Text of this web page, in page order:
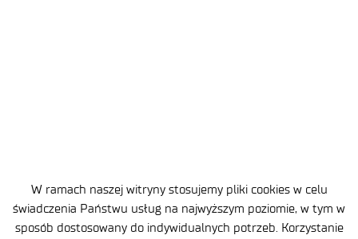
W ramach naszej witryny stosujemy pliki cookies w celu
świadczenia Państwu usług na najwyższym poziomie, w tym w
sposób dostosowany do indywidualnych potrzeb. Korzystanie